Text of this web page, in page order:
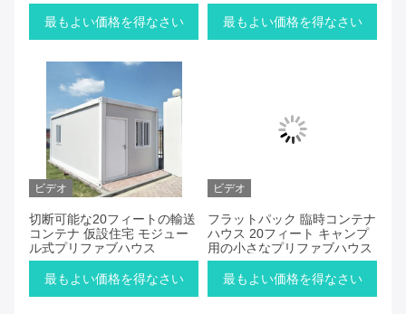
最もよい価格を得なさい 最もよい価格を得なさい
ビデオ
切断可能な20フィートの輸送
コンテナ 仮設住宅 モジュー
ル式プリファブハウス
最もよい価格を得なさい
ビデオ
フラットパック 臨時コンテナ
ハウス 20フィート キャンプ
用の小さなプリファブハウス
最もよい価格を得なさい